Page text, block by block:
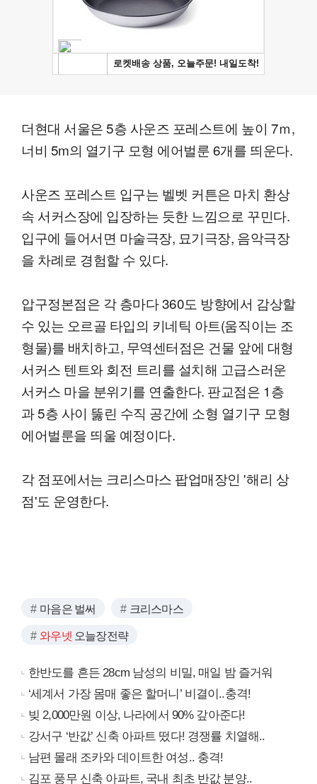
더현대 서울은 5층 사운즈 포레스트에 높이 7ｍ,
너비 5m의 열기구 모형 에어벌룬 6개를 띄운다.
사운즈 포레스트 입구는 벨벳 커튼은 마치 환상
속 서커스장에 입장하는 듯한 느낌으로 꾸민다.
입구에 들어서면 마술극장, 묘기극장, 음악극장
을 차례로 경험할 수 있다.
압구정본점은 각 층마다 360도 방향에서 감상할
수 있는 오르골 타입의 키네틱 아트(움직이는 조
형물)를 배치하고, 무역센터점은 건물 앞에 대형
서커스 텐트와 회전 트리를 설치해 고급스러운
서커스 마을 분위기를 연출한다. 판교점은 1층
과 5층 사이 뚫린 수직 공간에 소형 열기구 모형
에어벌룬을 띄울 예정이다.
각 점포에서는 크리스마스 팝업매장인 '해리 상
점'도 운영한다.
마음은 벌써 크리스마스
와우넷 오늘장전략
한반도를 흔든 28cm 남성의 비밀, 매일 밤 즐거워
‘세계서 가장 몸매 좋은 할머니’ 비결이..충격!
빚 2,000만원 이상, 나라에서 90% 갚아준다!
강서구 ‘반값’ 신축 아파트 떴다! 경쟁률 치열해..
남편 몰래 조카와 데이트한 여성.. 충격!
김포 풍무 신축 아파트, 국내 최초 반값 분양..